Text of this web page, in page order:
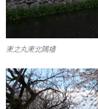
東之丸東北隅櫓